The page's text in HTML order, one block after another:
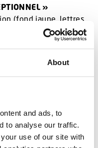
About
and ads, to
to analyse our traffic.
use of our site with
»
(fond jaune, lettres
Classe II).
, à faible
réflexionpour
m.
du 4 mai 2006.
intempéries, aux